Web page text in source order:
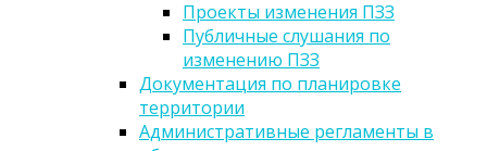
Проекты изменения ПЗЗ
Публичные слушания по
изменению ПЗЗ
Документация по планировке
территории
Административные регламенты в